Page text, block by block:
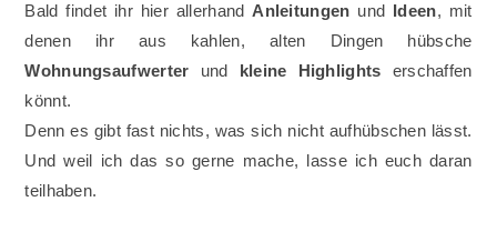
Bald findet ihr hier allerhand Anleitungen und Ideen, mit
denen ihr aus kahlen, alten Dingen hübsche
Wohnungsaufwerter und kleine Highlights erschaffen
könnt.
Denn es gibt fast nichts, was sich nicht aufhübschen lässt.
Und weil ich das so gerne mache, lasse ich euch daran
teilhaben.